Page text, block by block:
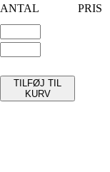
ANTAL PRIS
TILFØJ TIL
KURV